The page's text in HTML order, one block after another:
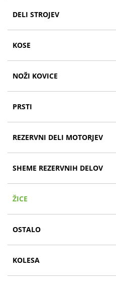
DELI STROJEV
KOSE
NOŽI KOVICE
PRSTI
REZERVNI DELI MOTORJEV
SHEME REZERVNIH DELOV
ŽICE
OSTALO
KOLESA